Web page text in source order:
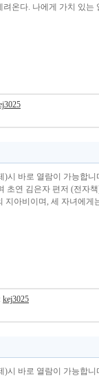
온다. 나에게 가치 있는
)시 바로 열람이 가능합
초연 김은자 편저 (전자
지아비이며, 세 자녀에게
kej3025
)시 바로 열람이 가능합